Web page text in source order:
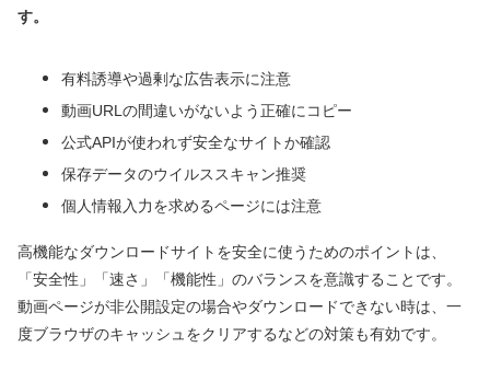
す。
有料誘導や過剰な広告表示に注意
動画URLの間違いがないよう正確にコピー
公式APIが使われず安全なサイトか確認
保存データのウイルススキャン推奨
個人情報入力を求めるページには注意
高機能なダウンロードサイトを安全に使うためのポイントは、
「安全性」「速さ」「機能性」のバランスを意識することです。
動画ページが非公開設定の場合やダウンロードできない時は、一
度ブラウザのキャッシュをクリアするなどの対策も有効です。